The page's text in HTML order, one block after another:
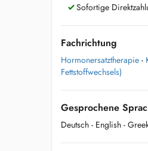
Sofortige
Fachrichtung
Hormonersatztherapie -
Fettstoffwechsels)
Gesprochene
Deutsch - English -